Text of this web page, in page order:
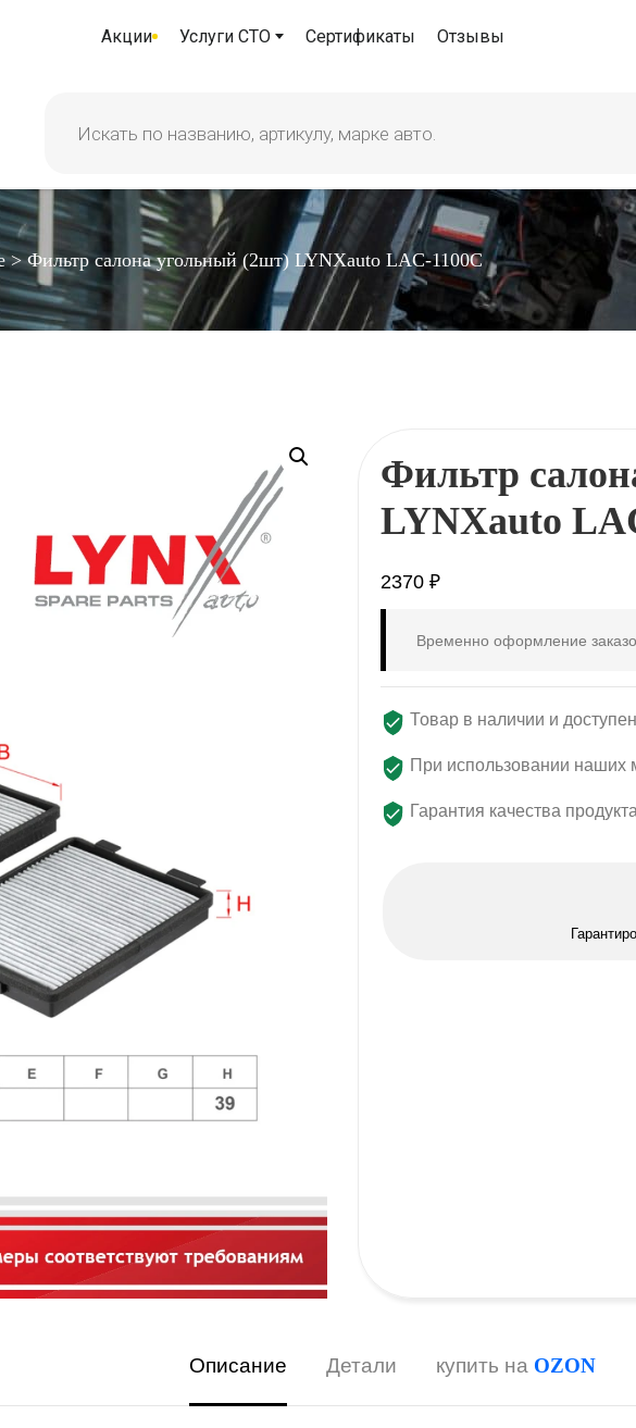
Акции Услуги СТО Сертификаты Отзывы
>Фильтр салона угольный (2шт) LYNXauto LAC-1100C
Фильтр
LYNXauto
2370 ₽
Временно оформление
Товар в наличии и
При использовании наших
Гарантия качества продукта
Описание Детали купить на OZON